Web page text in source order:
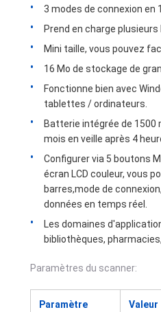
3 modes de connexion en
Prend en charge
Mini taille, vous pouvez
16 Mo de stockage de
Fonctionne bien avec
tablettes / ordinateurs.
Batterie intégrée de 1500
mois en veille après 4
Configurer via 5 boutons
écran LCD couleur, vous
barres,mode de
données en temps réel.
Les domaines
bibliothèques,
Paramètres du scanner:
Paramètre Valeur